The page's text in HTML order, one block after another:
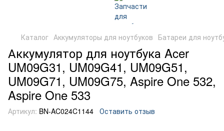
Каталог Аккумуляторы для ноутбуков Батареи для
Аккумулятор для ноутбука Acer
UM09G31, UM09G41, UM09G51,
UM09G71, UM09G75, Aspire One 532,
Aspire One 533
Артикул: BN-AC024C1144 Оставить отзыв